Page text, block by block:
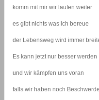
komm mit mir wir laufen weiter
es gibt nichts was ich bereue
der Lebensweg wird immer
Es kann jetzt nur besser werden
und wir kämpfen uns voran
falls wir haben noch